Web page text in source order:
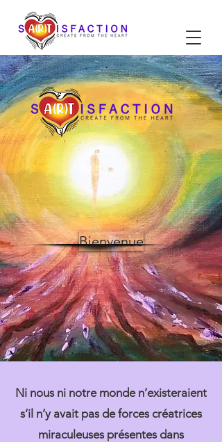
Bienvenue
Ni nous ni notre monde n’existeraient
s’il n’y avait pas de forces créatrices
miraculeuses présentes dans